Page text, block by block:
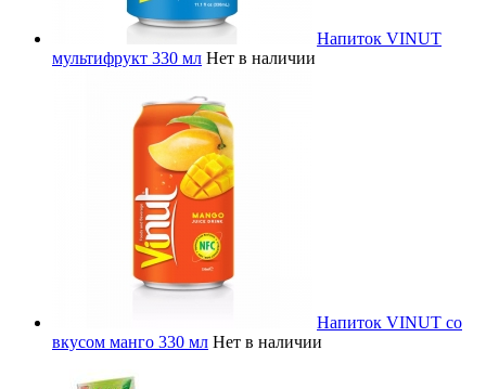
Напиток VINUT
мультифрукт 330 мл Нет в наличии
Напиток VINUT со
вкусом манго 330 мл Нет в наличии